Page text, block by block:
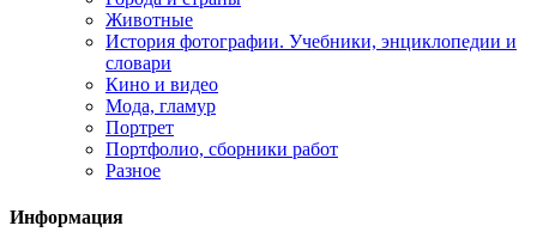
Животные
История фотографии. Учебники, энциклопедии и
словари
Кино и видео
Мода, гламур
Портрет
Портфолио, сборники работ
Разное
Информация